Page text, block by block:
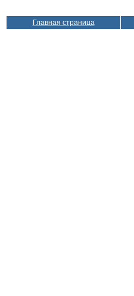
Главная страница